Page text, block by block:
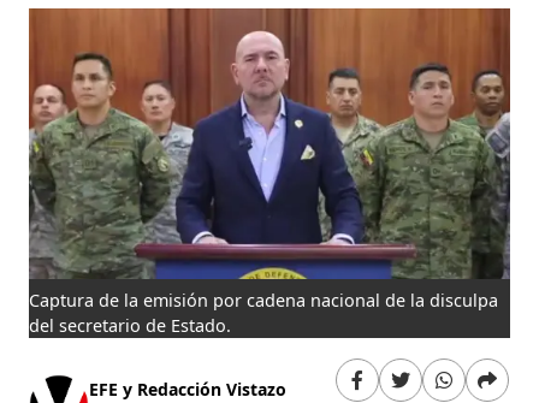
Captura de la emisión por cadena nacional de la disculpa
del secretario de Estado.
EFE y Redacción Vistazo